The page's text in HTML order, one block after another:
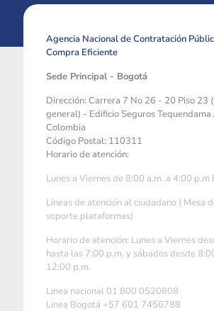
Agencia Nacional de Contratación
Compra Eficiente
Sede Principal - Bogotá
Dirección: Carrera 7 No 26 - 20 Piso 23
general) - Edificio Seguros Tequendama
Colombia
Código Postal: 110311
Horario de atención:
Lunes a Viernes de 8:00 a.m. a 4:00 p.m
Líneas de atención al ciudadano ( Mesa
soporte plataformas)
Horario de atención: Lunes a Viernes
hasta las 7:00 p.m. y sábados desde
12:00 p.m.
Linea nacional 01 800 0520808
Linea Bogotá +57 601 7456788